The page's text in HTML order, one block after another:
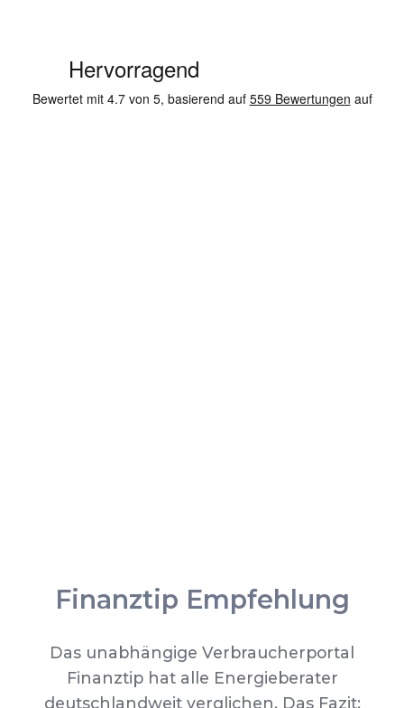
Finanztip Empfehlung
Das unabhängige Verbraucherportal
Finanztip hat alle Energieberater
deutschlandweit verglichen. Das Fazit: